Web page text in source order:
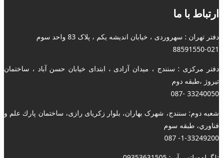
ارتباط با ما
دفتر تهران : سهروردی ، خیابان اندیشه یکم ، پلاک 83 واحد سوم
88591550-021
دفتر مرکزی : سنندج ، میدان آزادی ، ابتدای خیابان حسن آباد ، ساختمان
تیروژ ،طبقه دوم
33240050 -087
شعبه دوم: سنندج، شهرک بهاران، بلوار زکریای رازی، ساختمان پارك علم و
فناوري، طبقه سوم
1-33249200- 087